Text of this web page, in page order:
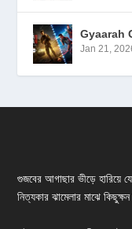
Gyaarah
Jan 21,
গুজবের আগাছার ভীড়ে হারিয়ে
নিত্যকার ঝামেলার মাঝে